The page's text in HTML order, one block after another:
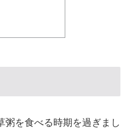
を食べる時期を過ぎまし